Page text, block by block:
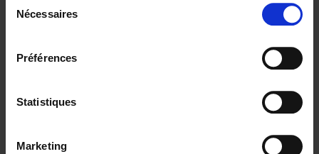
Nécessaires
Préférences
Statistiques
Marketing